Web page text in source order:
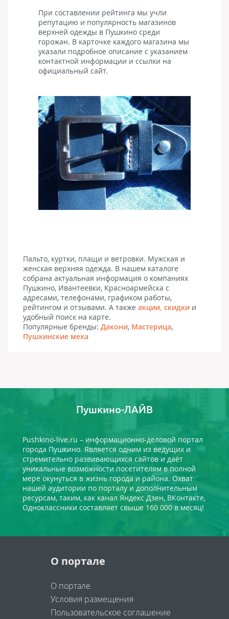
При составлении рейтинга мы учли
репутацию и популярность магазинов
верхней одежды в Пушкино среди
горожан. В карточке каждого магазина мы
указали подробное описание с указанием
контактной информации и ссылки на
официальный сайт.
Пальто, куртки, плащи и ветровки. Мужская и
женская верхняя одежда. В нашем каталоге
собрана актуальная информация о компаниях
Пушкино, Ивантеевки, Красноармейска с
адресами, телефонами, графиком работы,
рейтингом и отзывами. А также акции, скидки и
удобный поиск на карте.
Популярные бренды: Дакони, Мастерица,
Пушкинские меха
Пушкино-ЛАЙВ
Pushkino-live.ru – информационно-деловой портал
города Пушкино. Является одним из ведущих и
стремительно развивающихся сайтов и даёт
уникальные возможности посетителям в полной
мере окунуться в жизнь города и района. Охват
нашей аудитории по порталу и дополнительным
ресурсам, таким, как канал Яндекс Дзен, ВКонтакте,
Одноклассники составляет свыше 160 000 в месяц!
О портале
О портале
Условия размещения
Пользовательское соглашение